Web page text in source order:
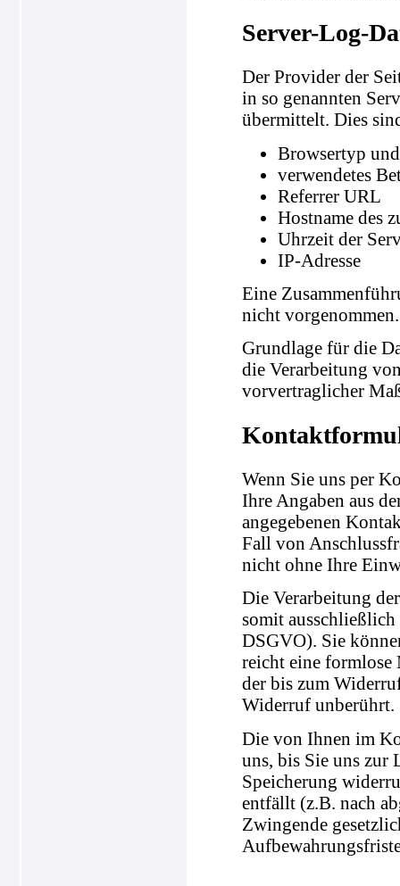
Server-Log-
Der Provider der
in so genannten
übermittelt. Dies
Browsertyp
verwendetes
Referrer URL
Hostname des
Uhrzeit der
IP-Adresse
Eine
nicht vorgenommen.
Grundlage für die
die Verarbeitung
vorvertraglicher
Wenn Sie uns per
Ihre Angaben aus
angegebenen
Fall von
nicht ohne Ihre
Die Verarbeitung
somit
DSGVO). Sie
reicht eine
der bis zum
Widerruf unberührt.
Die von Ihnen im
uns, bis Sie uns
Speicherung
entfällt (z.B. nach
Zwingende